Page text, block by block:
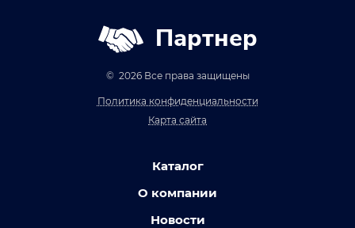
Партнер
© 2026 Все права защищены
Политика конфиденциальности
Карта сайта
Каталог
О компании
Новости